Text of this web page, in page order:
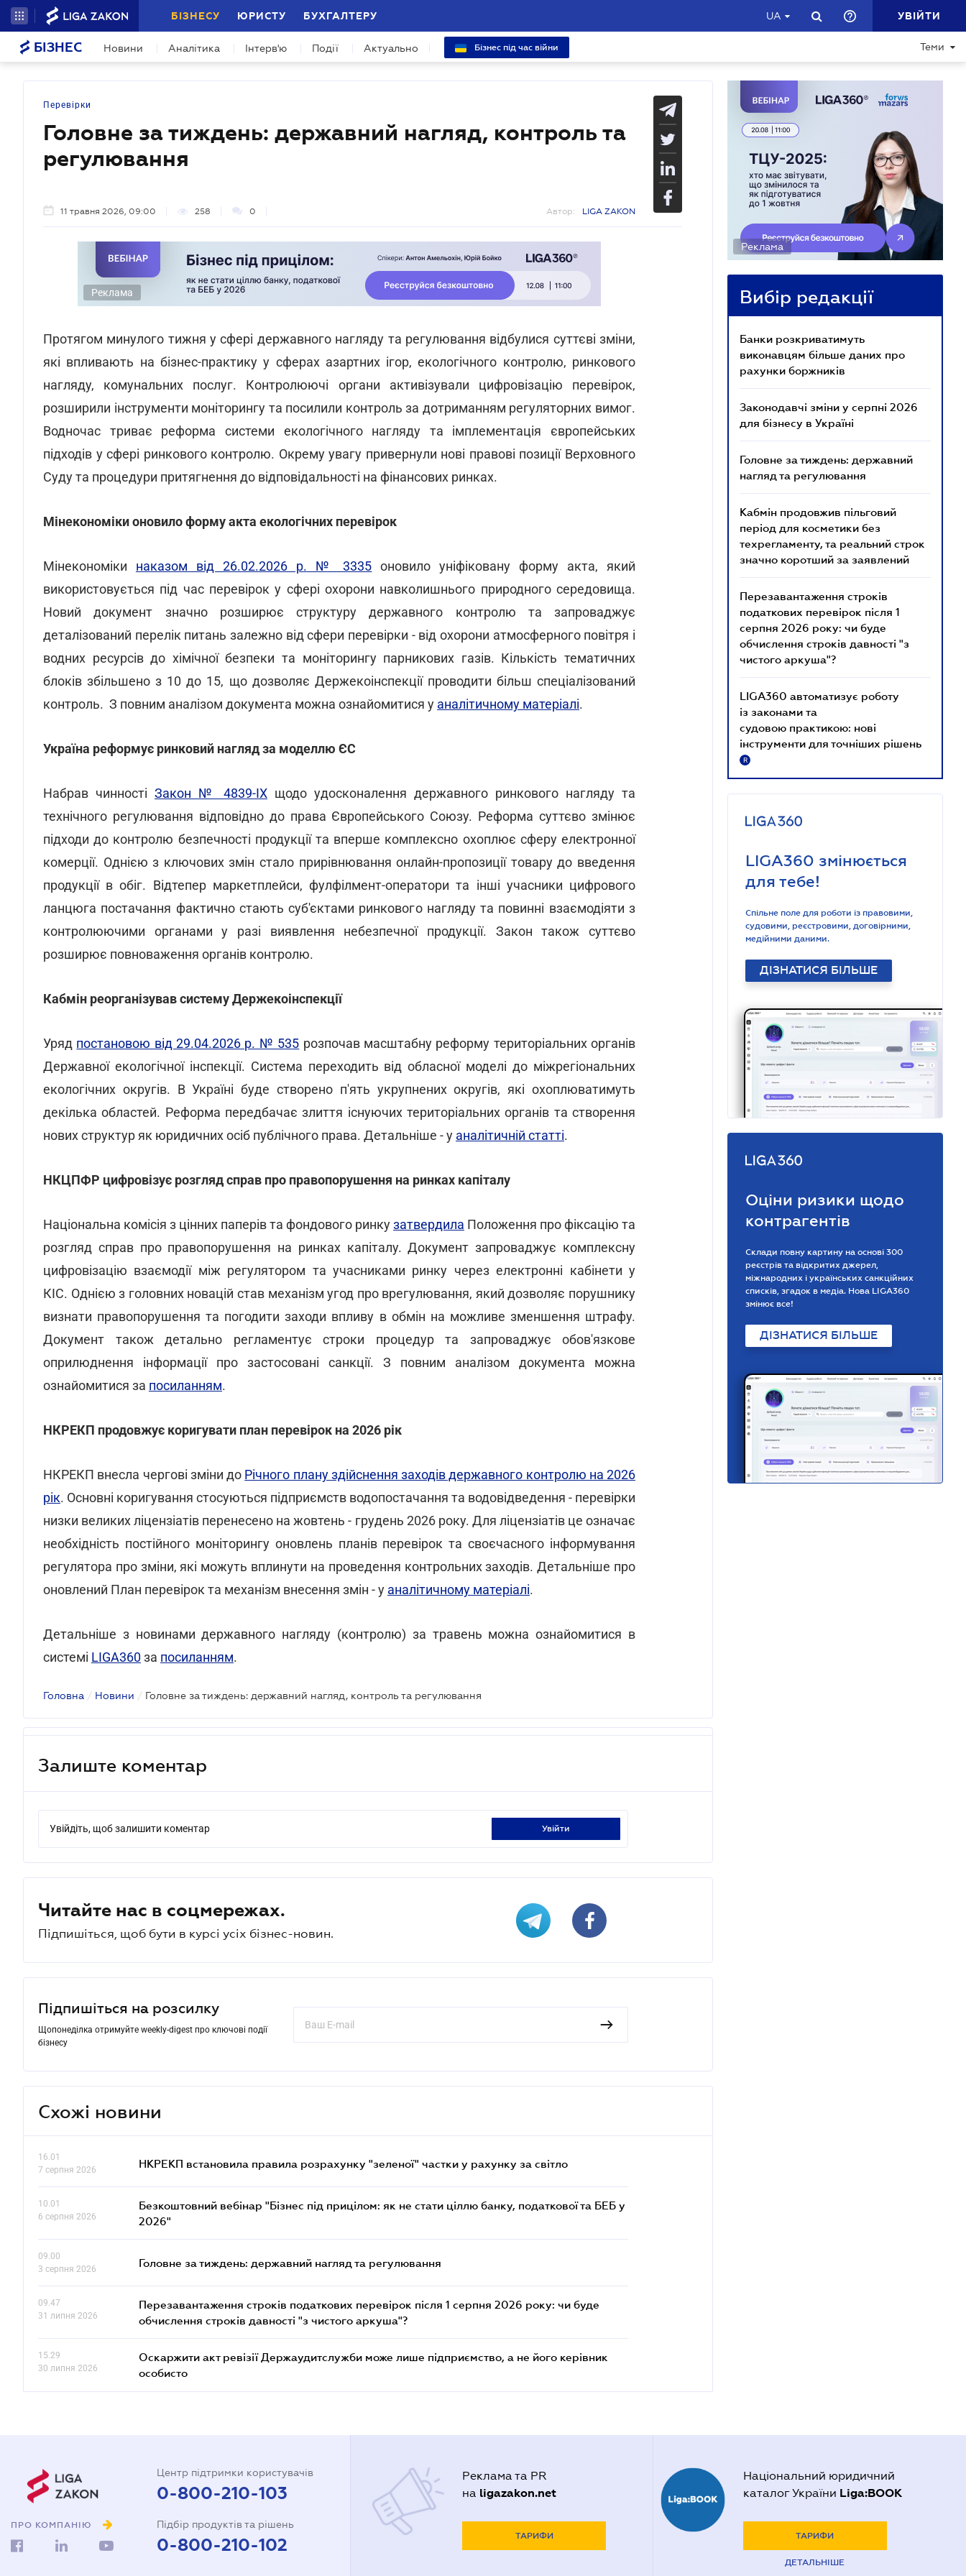
БІЗНЕСУ ЮРИСТУ БУХГАЛТЕРУ UA УВІЙТИ
БІЗНЕС Новини Аналітика Інтерв'ю Події Актуально Бізнес під час війни Теми
Перевірки
Головне за тиждень: державний нагляд, контроль та
регулювання
11 травня 2026, 09:00 258 0 Автор: LIGA ZAKON
Реклама
Протягом минулого тижня у сфері державного нагляду та регулювання відбулися суттєві зміни,
які впливають на бізнес-практику у сферах азартних ігор, екологічного контролю, ринкового
нагляду, комунальних послуг. Контролюючі органи активізували цифровізацію перевірок,
розширили інструменти моніторингу та посилили контроль за дотриманням регуляторних вимог.
Водночас триває реформа системи екологічного нагляду та імплементація європейських
підходів у сфері ринкового контролю. Окрему увагу привернули нові правові позиції Верховного
Суду та процедури притягнення до відповідальності на фінансових ринках.
Мінекономіки оновило форму акта екологічних перевірок
Мінекономіки наказом від 26.02.2026 р. № 3335 оновило уніфіковану форму акта, який
використовується під час перевірок у сфері охорони навколишнього природного середовища.
Новий документ значно розширює структуру державного контролю та запроваджує
деталізований перелік питань залежно від сфери перевірки - від охорони атмосферного повітря і
водних ресурсів до хімічної безпеки та моніторингу парникових газів. Кількість тематичних
блоків збільшено з 10 до 15, що дозволяє Держекоінспекції проводити більш спеціалізований
контроль. З повним аналізом документа можна ознайомитися у аналітичному матеріалі.
Україна реформує ринковий нагляд за моделлю ЄС
Набрав чинності Закон № 4839-IX щодо удосконалення державного ринкового нагляду та
технічного регулювання відповідно до права Європейського Союзу. Реформа суттєво змінює
підходи до контролю безпечності продукції та вперше комплексно охоплює сферу електронної
комерції. Однією з ключових змін стало прирівнювання онлайн-пропозиції товару до введення
продукції в обіг. Відтепер маркетплейси, фулфілмент-оператори та інші учасники цифрового
ланцюга постачання фактично стають суб'єктами ринкового нагляду та повинні взаємодіяти з
контролюючими органами у разі виявлення небезпечної продукції. Закон також суттєво
розширює повноваження органів контролю.
Кабмін реорганізував систему Держекоінспекції
Уряд постановою від 29.04.2026 р. № 535 розпочав масштабну реформу територіальних органів
Державної екологічної інспекції. Система переходить від обласної моделі до міжрегіональних
екологічних округів. В Україні буде створено п'ять укрупнених округів, які охоплюватимуть
декілька областей. Реформа передбачає злиття існуючих територіальних органів та створення
нових структур як юридичних осіб публічного права. Детальніше - у аналітичній статті.
НКЦПФР цифровізує розгляд справ про правопорушення на ринках капіталу
Національна комісія з цінних паперів та фондового ринкузатвердила Положення про фіксацію та
розгляд справ про правопорушення на ринках капіталу. Документ запроваджує комплексну
цифровізацію взаємодії між регулятором та учасниками ринку через електронні кабінети у
КІС. Однією з головних новацій став механізм угод про врегулювання, який дозволяє порушнику
визнати правопорушення та погодити заходи впливу в обмін на можливе зменшення штрафу.
Документ також детально регламентує строки процедур та запроваджує обов'язкове
оприлюднення інформації про застосовані санкції. З повним аналізом документа можна
ознайомитися за посиланням.
НКРЕКП продовжує коригувати план перевірок на 2026 рік
НКРЕКП внесла чергові зміни до Річного плану здійснення заходів державного контролю на 2026
рік. Основні коригування стосуються підприємств водопостачання та водовідведення - перевірки
низки великих ліцензіатів перенесено на жовтень - грудень 2026 року. Для ліцензіатів це означає
необхідність постійного моніторингу оновлень планів перевірок та своєчасного інформування
регулятора про зміни, які можуть вплинути на проведення контрольних заходів. Детальніше про
оновлений План перевірок та механізм внесення змін - у аналітичному матеріалі.
Детальніше з новинами державного нагляду (контролю) за травень можна ознайомитися в
системі LIGA360за посиланням.
Головна / Новини / Головне за тиждень: державний нагляд, контроль та регулювання
Залиште коментар
Увійдіть, щоб залишити коментар увійти
Читайте нас в соцмережах.
Підпишіться, щоб бути в курсі усіх бізнес-новин.
Підпишіться на розсилку
Щопонеділка отримуйте weekly-digest про ключові події
бізнесу
Схожі новини
16.01
7 серпня 2026
НКРЕКП встановила правила розрахунку "зеленої" частки у рахунку за світло
10.01
6 серпня 2026
Безкоштовний вебінар "Бізнес під прицілом: як не стати ціллю банку, податкової та БЕБ у
2026"
09.00
3 серпня 2026
Головне за тиждень: державний нагляд та регулювання
09.47
31 липня 2026
Перезавантаження строків податкових перевірок після 1 серпня 2026 року: чи буде
обчислення строків давності "з чистого аркуша"?
15.29
30 липня 2026
Оскаржити акт ревізії Держаудитслужби може лише підприємство, а не його керівник
особисто
Реклама
Вибір редакції
Банки розкриватимуть
виконавцям більше даних про
рахунки боржників
Законодавчі зміни у серпні 2026
для бізнесу в Україні
Головне за тиждень: державний
нагляд та регулювання
Кабмін продовжив пільговий
період для косметики без
техрегламенту, та реальний строк
значно коротший за заявлений
Перезавантаження строків
податкових перевірок після 1
серпня 2026 року: чи буде
обчислення строків давності "з
чистого аркуша"?
LIGA360 автоматизує роботу
із законами та
судовою практикою: нові
інструменти для точніших рішень
R
LIGA360 змінюється
для тебе!
Спільне поле для роботи із правовими,
судовими, реєстровими, договірними,
медійними даними.
ДІЗНАТИСЯ БІЛЬШЕ
Оціни ризики щодо
контрагентів
Склади повну картину на основі 300
реєстрів та відкритих джерел,
міжнародних і українських санкційних
списків, згадок в медіа. Нова LIGA360
змінює все!
ДІЗНАТИСЯ БІЛЬШЕ
ПРО КОМПАНІЮ
Центр підтримки користувачів
0-800-210-103
Підбір продуктів та рішень
0-800-210-102
Реклама та PR
на ligazakon.net
ТАРИФИ
Національний юридичний
каталог України Liga:BOOK
ТАРИФИ
ДЕТАЛЬНІШЕ